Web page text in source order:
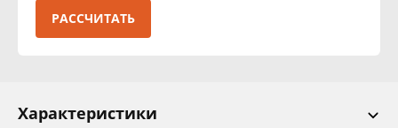
РАССЧИТАТЬ
Характеристики